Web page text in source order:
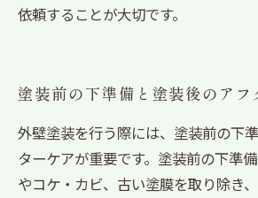
依頼することが大切です。
塗装前の下準備と塗装後のアフ
外壁塗装を行う際には、塗装前の下
ターケアが重要です。塗装前の下準
やコケ・カビ、古い塗膜を取り除き